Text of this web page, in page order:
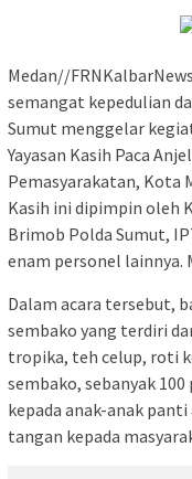
Medan//
semangat kepedulian
Sumut menggelar
Yayasan Kasih Paca
Pemasyarakatan, Kota
Kasih ini dipimpin oleh
Brimob Polda Sumut,
enam personel lainnya.
Dalam acara tersebut,
sembako yang terdiri
tropika, teh celup, roti
sembako, sebanyak
kepada anak-anak
tangan kepada